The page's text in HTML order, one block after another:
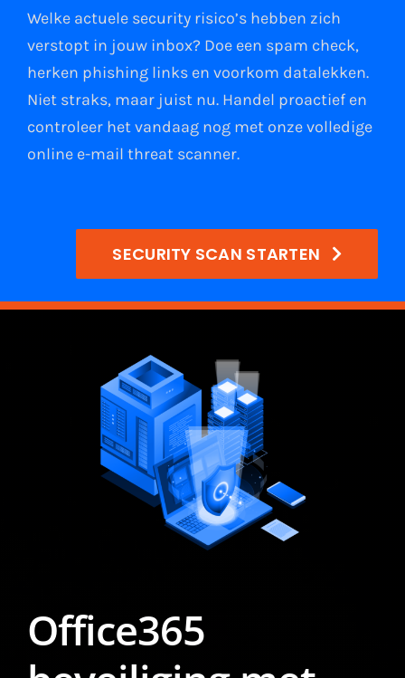
Welke actuele security risico’s hebben zich
verstopt in jouw inbox? Doe een spam check,
herken phishing linksen voorkom datalekken.
Niet straks, maar juist nu. Handel proactief en
controleer het vandaag nog met onze volledige
online e-mail threat scanner.
SECURITY SCAN STARTEN
Office365